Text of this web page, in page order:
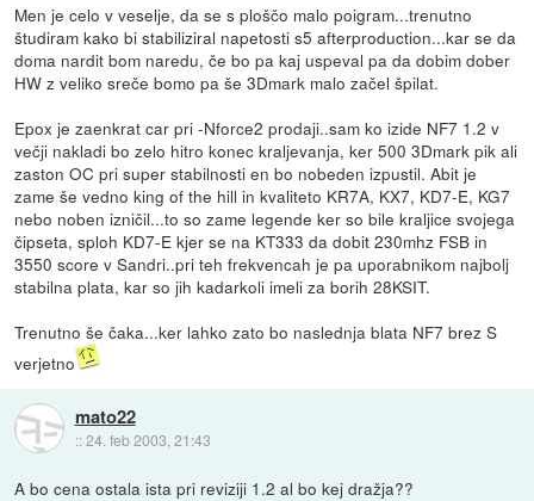
Men je celo v veselje, da se s ploščo malo poigram...trenutno
študiram kako bi stabiliziral napetosti s5 afterproduction...kar se da
doma nardit bom naredu, če bo pa kaj uspeval pa da dobim dober
HW z veliko sreče bomo pa še 3Dmark malo začel špilat.
Epox je zaenkrat car pri -Nforce2 prodaji..sam ko izide NF7 1.2 v
večji nakladi bo zelo hitro konec kraljevanja, ker 500 3Dmark pik ali
zaston OC pri super stabilnosti en bo nobeden izpustil. Abit je
zame še vedno king of the hill in kvaliteto KR7A, KX7, KD7-E, KG7
nebo noben izničil...to so zame legende ker so bile kraljice svojega
čipseta, sploh KD7-E kjer se na KT333 da dobit 230mhz FSB in
3550 score v Sandri..pri teh frekvencah je pa uporabnikom najbolj
stabilna plata, kar so jih kadarkoli imeli za borih 28KSIT.
Trenutno še čaka...ker lahko zato bo naslednja blata NF7 brez S
verjetno
mato22
::24. feb 2003, 21:43
A bo cena ostala ista pri reviziji 1.2 al bo kej dražja??